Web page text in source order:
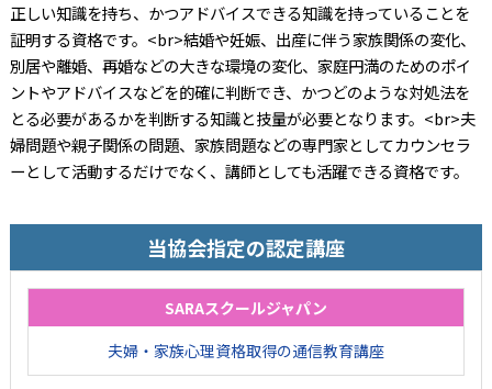
正しい知識を持ち、かつアドバイスできる知識を持っていることを
証明する資格です。<br>結婚や妊娠、出産に伴う家族関係の変化、
別居や離婚、再婚などの大きな環境の変化、家庭円満のためのポイ
ントやアドバイスなどを的確に判断でき、かつどのような対処法を
とる必要があるかを判断する知識と技量が必要となります。<br>夫
婦問題や親子関係の問題、家族問題などの専門家としてカウンセラ
ーとして活動するだけでなく、講師としても活躍できる資格です。
当協会指定の認定講座
SARAスクールジャパン
夫婦・家族心理資格取得の通信教育講座